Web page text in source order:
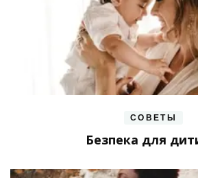
СОВЕТЫ
Безпека для